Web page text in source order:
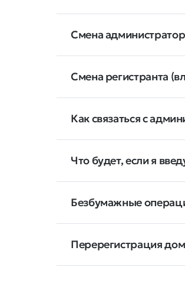
Смена
Смена регистранта
Как связаться с
Что будет, если я
Безбумажные
Перерегистрация